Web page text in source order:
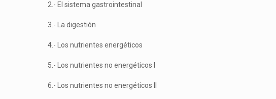
2.- El sistema gastrointestinal
3.- La digestión
4.- Los nutrientes energéticos
5.- Los nutrientes no energéticos I
6.- Los nutrientes no energéticos II